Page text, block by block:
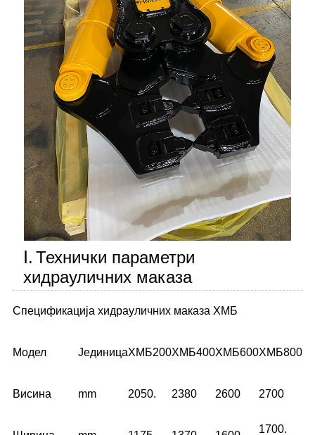
Ⅰ. Технички параметри
хидрауличних маказа
Спецификација хидрауличних маказа ХМБ
Модел ЈединицаХМБ200ХМБ400ХМБ600ХМБ800
Висина mm 2050. 2380 2600 2700
1700.